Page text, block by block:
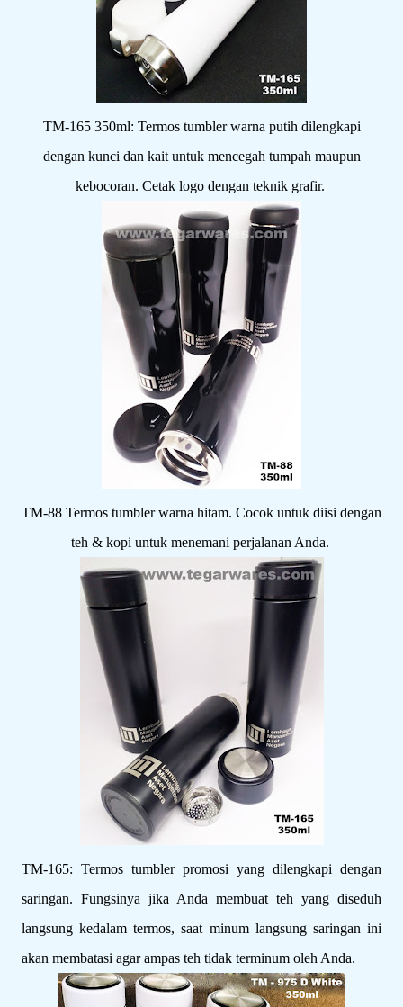
TM-165 350ml: Termos tumbler warna putih dilengkapi
dengan kunci dan kait untuk mencegah tumpah maupun
kebocoran. Cetak logo dengan teknik grafir.
TM-88 Termos tumbler warna hitam. Cocok untuk diisi dengan
teh & kopi untuk menemani perjalanan Anda.
TM-165: Termos tumbler promosi yang dilengkapi dengan
saringan. Fungsinya jika Anda membuat teh yang diseduh
langsung kedalam termos, saat minum langsung saringan ini
akan membatasi agar ampas teh tidak terminum oleh Anda.